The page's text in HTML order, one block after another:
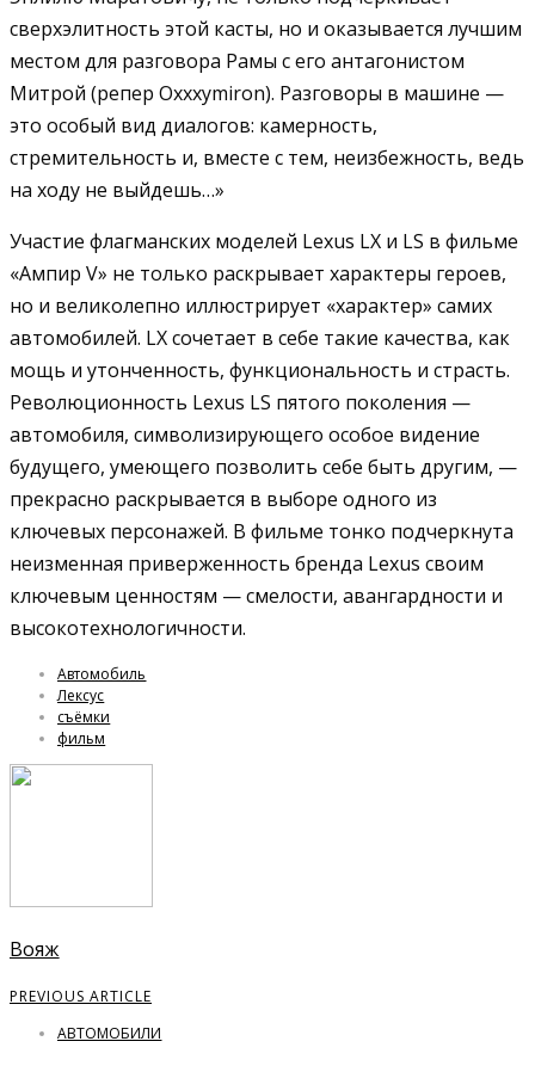
сверхэлитность этой касты, но и оказывается лучшим
местом для разговора Рамы с его антагонистом
Митрой (репер Oxxxymiron). Разговоры в машине —
это особый вид диалогов: камерность,
стремительность и, вместе с тем, неизбежность, ведь
на ходу не выйдешь…»
Участие флагманских моделей Lexus LX и LS в фильме
«Ампир V» не только раскрывает характеры героев,
но и великолепно иллюстрирует «характер» самих
автомобилей. LX сочетает в себе такие качества, как
мощь и утонченность, функциональность и страсть.
Революционность Lexus LS пятого поколения —
автомобиля, символизирующего особое видение
будущего, умеющего позволить себе быть другим, —
прекрасно раскрывается в выборе одного из
ключевых персонажей. В фильме тонко подчеркнута
неизменная приверженность бренда Lexus своим
ключевым ценностям — смелости, авангардности и
высокотехнологичности.
Автомобиль
Лексус
съёмки
фильм
Вояж
PREVIOUS ARTICLE
АВТОМОБИЛИ